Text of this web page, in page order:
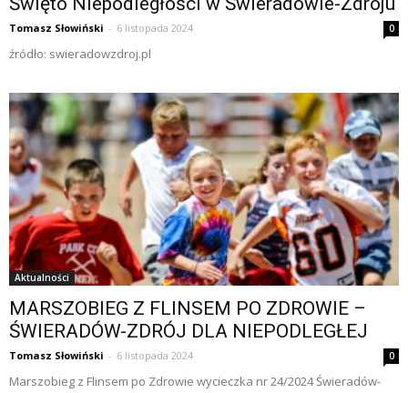
Tomasz Słowiński - 6 listopada 2024 0
źródło: swieradowzdroj.pl
Aktualności
MARSZOBIEG Z FLINSEM PO ZDROWIE –
ŚWIERADÓW-ZDRÓJ DLA NIEPODLEGŁEJ
Tomasz Słowiński - 6 listopada 2024 0
Marszobieg z Flinsem po Zdrowie wycieczka nr 24/2024 Świeradów-